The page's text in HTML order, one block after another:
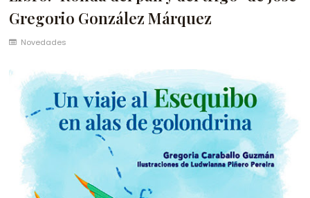
Gregorio González Márquez
Novedades